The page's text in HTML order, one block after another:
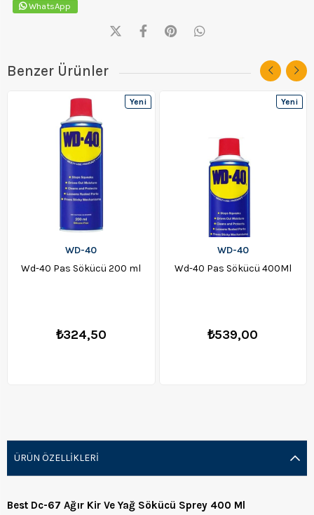
WhatsApp
Benzer Ürünler
WD-40
Wd-40 Pas Sökücü 200 ml
₺324,50
Yeni
WD-40
Wd-40 Pas Sökücü 400Ml
₺539,00
Yeni
ÜRÜN ÖZELLIKLERI
Best Dc-67 Ağır Kir Ve Yağ Sökücü Sprey 400 Ml